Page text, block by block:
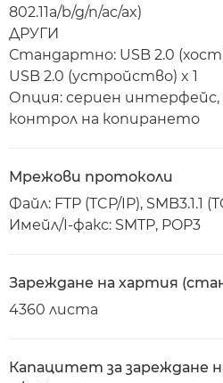
802.11a/b/g/n/ac/ax)
ДРУГИ
Стандартно: USB 2.0 (хост)
USB 2.0 (устройство) x 1
Опция: сериен
контрол на копирането
Мрежови протоколи
Файл: FTP (TCP/IP), SMB3.1.1
Имейл/I-факс: SMTP, POP3
Зареждане на хартия
4360 листа
Капацитет за зареждане